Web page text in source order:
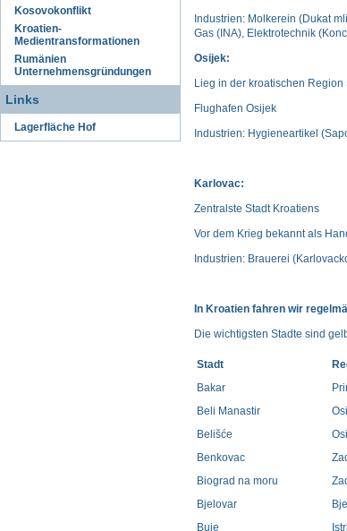
Kosovokonflikt
Kroatien-
Medientransformationen
Rumänien
Unternehmensgründungen
Links
Lagerfläche Hof
Industrien: Molkerein (Dukat
Gas (INA), Elektrotechnik
Osijek:
Lieg in der kroatischen
Flughafen Osijek
Industrien: Hygieneartikel
Karlovac:
Zentralste Stadt Kroatiens
Vor dem Krieg bekannt als
Industrien: Brauerei
In Kroatien fahren wir
Die wichtigsten Stadte sind
Stadt
Bakar
Beli Manastir
Belišće
Benkovac
Biograd na moru
Bjelovar
Buje